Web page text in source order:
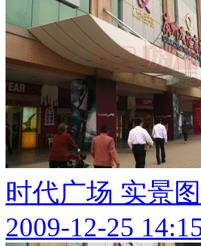
时代广场 实景
2009-12-25